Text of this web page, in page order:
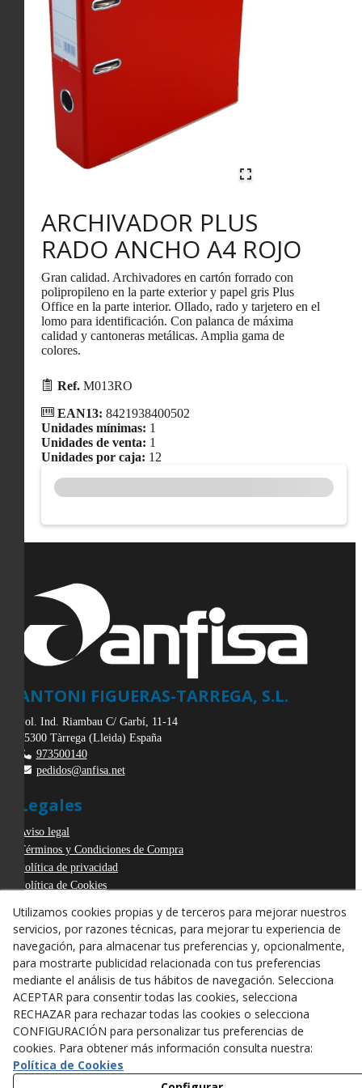
ARCHIVADOR PLUS
RADO ANCHO A4 ROJO
Gran calidad. Archivadores en cartón forrado con
polipropileno en la parte exterior y papel gris Plus
Office en la parte interior. Ollado, rado y tarjetero en el
lomo para identificación. Con palanca de máxima
calidad y cantoneras metálicas. Amplia gama de
colores.
Ref. M013RO
EAN13: 8421938400502
Unidades mínimas: 1
Unidades de venta: 1
Unidades por caja: 12
ANTONI FIGUERAS-TARREGA, S.L.
Pol. Ind. Riambau C/ Garbí, 11-14
25300 Tàrrega (Lleida) España
973500140
pedidos@anfisa.net
Legales
Aviso legal
Términos y Condiciones de Compra
Política de privacidad
Política de Cookies
Derecho de desistimiento
Utilizamos cookies propias y de terceros para mejorar nuestros
servicios, por razones técnicas, para mejorar tu experiencia de
navegación, para almacenar tus preferencias y, opcionalmente,
para mostrarte publicidad relacionada con tus preferencias
mediante el análisis de tus hábitos de navegación. Selecciona
ACEPTAR para consentir todas las cookies, selecciona
RECHAZAR para rechazar todas las cookies o selecciona
CONFIGURACIÓN para personalizar tus preferencias de
cookies. Para obtener más información consulta nuestra:
Política de Cookies